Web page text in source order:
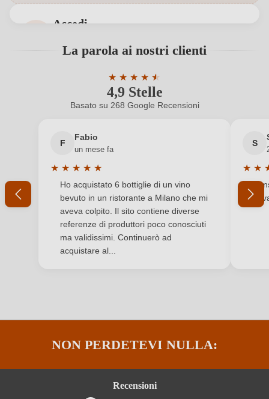
Produttore Diesel Farm
Accedi
ancora registrato?
Nuovo cliente?Registrati
Il tuo indirizzo e-mail
Ho dimenticato la mia password.
La parola ai nostri clienti
4,9 Stelle
★ ★ ★ ★ ★
★
Valutazione media di 4.9 su 5 stelle
Basato su 268 Google Recensioni
F
Fabio
un mese fa
★ ★ ★ ★ ★
Valutazione media di 5 su 5 stelle
Ho acquistato 6 bottiglie di un vino
bevuto in un ristorante a Milano che mi
aveva colpito. Il sito contiene diverse
referenze di produttori poco conosciuti
ma validissimi. Continuerò ad
acquistare al...
S
★ ★
NON PERDETEVI NULLA:
Recensioni